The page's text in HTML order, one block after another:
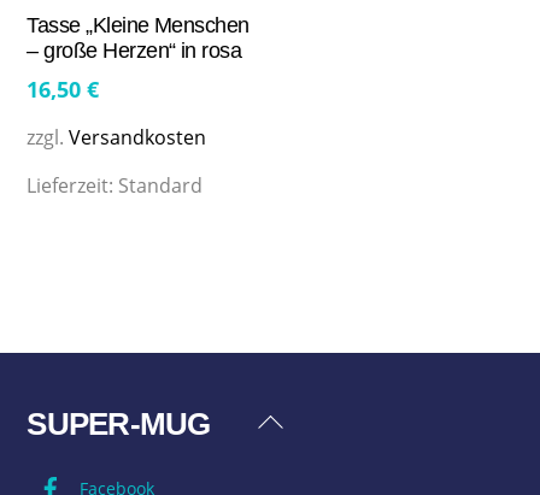
Tasse „Kleine Menschen
– große Herzen“ in rosa
16,50€
zzgl.Versandkosten
Lieferzeit: Standard
Back
SUPER-MUG
Facebook